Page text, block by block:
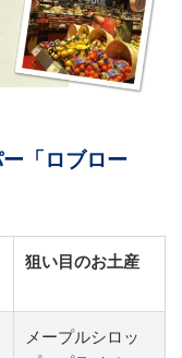
「ロブロー
狙い目のお土産
メープルシロッ